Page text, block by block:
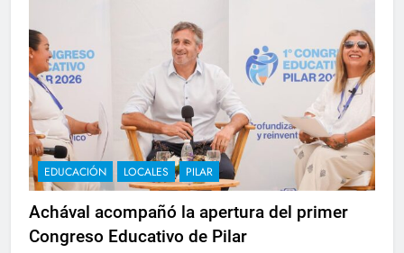
EDUCACIÓN LOCALES PILAR
Achával acompañó la apertura del primer
Congreso Educativo de Pilar